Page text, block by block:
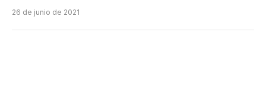
26 de junio de 2021